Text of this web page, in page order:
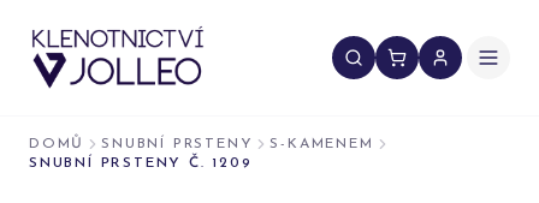
DOMŮ SNUBNÍ PRSTENY
S-KAMENEM
SNUBNÍ PRSTENY Č. 1209